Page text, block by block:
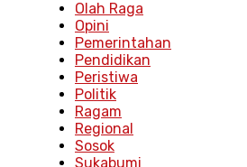
Olah Raga
Opini
Pemerintahan
Pendidikan
Peristiwa
Politik
Ragam
Regional
Sosok
Sukabumi